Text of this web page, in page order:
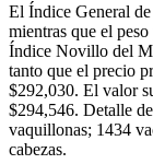
El Índice General
mientras que el
Índice Novillo del
tanto que el precio
$292,030. El valor
$294,546. Detalle
vaquillonas; 1434
cabezas.